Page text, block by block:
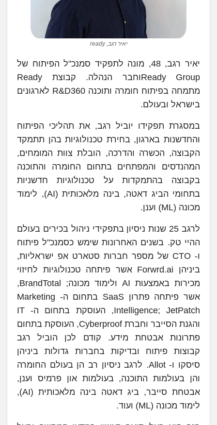
יאיר רגב, ready
יאיר רגב, 48, מונה לתפקיד סמנכ"ל הפיתוח של
Ready Groupוחבר הנהלה. קבוצת Ready
מתמחה בפיתוח חומרה ותוכנה R&D360 לארגונים
בישראל ובעולם.
במסגרת תפקידו יוביל רגב, את תהליכי הפיתוח
והחדשנות בארגון, בחירת טכנולוגיות בהן תתמקד
הקבוצה, הכשרה והדרכה, הובלת צוות המומחים,
המהנדסים והמפתחים בתחום החומרה והתוכנה
בקבוצה בהתמקדות על טכנולוגיות חדשניות
בתחומי הביג דאטה, בינה מלאכותית (AI), לימוד
מכונה (ML) וענן.
לרגב 25 שנות ניסיון בתפקידי ניהול בכירים בעולם
ההיי טק. בשנים האחרונות שימש כסמנכ"ל פיתוח
ו- CTO של מספר חברות סטארט אפ ישראליות,
ביניהן Forwrd.ai אשר פיתחה טכנולוגיות לחיזוי
מכירות באמצעות AI ולימוד מכונה; BrandTotal,
אשר פיתחה פתרון SaaS בתחום ה- Marketing
Intelligence; JetPatch, העוסקת בתחום ה- IT
והגנת הסייבר וחברת Cyberproof, העוסקת בתחום
פתרונות אבטחת מידע. קודם לכן הוביל רגב
קבוצות פיתוח ובדיקות בחברות גדולות ביניהן
סיסקו ו- Allot. לרגב ניסיון רב הן בעולם החומרה
והן בעולמות התוכנה, בעולמות און פרמיס וענן,
אבטחת סייבר, ביג דאטה בינה מלאכותית (AI),
לימוד מכונה (ML) ועוד.